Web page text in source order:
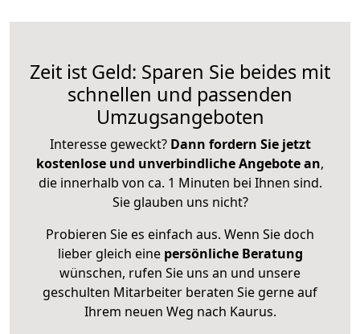
Zeit ist Geld: Sparen Sie beides mit
schnellen und passenden
Umzugsangeboten
Interesse geweckt? Dann fordern Sie jetzt
kostenlose und unverbindliche Angebote an,
die innerhalb von ca. 1 Minuten bei Ihnen sind.
Sie glauben uns nicht?
Probieren Sie es einfach aus. Wenn Sie doch
lieber gleich eine persönliche Beratung
wünschen, rufen Sie uns an und unsere
geschulten Mitarbeiter beraten Sie gerne auf
Ihrem neuen Weg nach Kaurus.